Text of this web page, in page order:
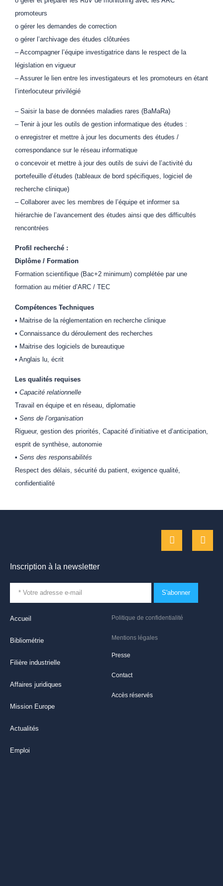
promoteurs
o gérer les demandes de correction
o gérer l’archivage des études clôturées
– Accompagner l’équipe investigatrice dans le respect de la
législation en vigueur
– Assurer le lien entre les investigateurs et les promoteurs en étant
l’interlocuteur privilégié
– Saisir la base de données maladies rares (BaMaRa)
– Tenir à jour les outils de gestion informatique des études :
o enregistrer et mettre à jour les documents des études /
correspondance sur le réseau informatique
o concevoir et mettre à jour des outils de suivi de l’activité du
portefeuille d’études (tableaux de bord spécifiques, logiciel de
recherche clinique)
– Collaborer avec les membres de l’équipe et informer sa
hiérarchie de l’avancement des études ainsi que des difficultés
rencontrées
Profil recherché :
Diplôme / Formation
Formation scientifique (Bac+2 minimum) complétée par une
formation au métier d’ARC / TEC
Compétences Techniques
• Maitrise de la réglementation en recherche clinique
• Connaissance du déroulement des recherches
• Maitrise des logiciels de bureautique
• Anglais lu, écrit
Les qualités requises
• Capacité relationnelle
Travail en équipe et en réseau, diplomatie
• Sens de l’organisation
Rigueur, gestion des priorités, Capacité d’initiative et d’anticipation,
esprit de synthèse, autonomie
• Sens des responsabilités
Respect des délais, sécurité du patient, exigence qualité,
confidentialité
Politique de confidentialité
Mentions légales
Presse
Contact
Accès réservés
Accueil
Bibliométrie
Filière industrielle
Affaires juridiques
Mission Europe
Actualités
Emploi
Inscription à la newsletter
S'abonner